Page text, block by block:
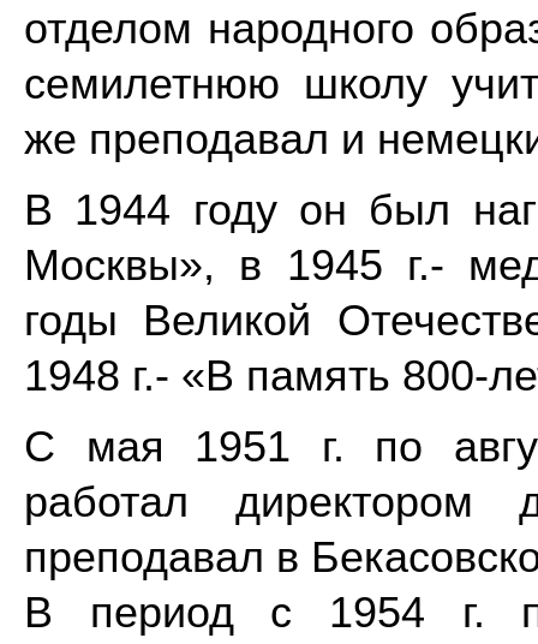
отделом народного
семилетнюю школу
же преподавал и
В 1944 году он был
Москвы», в 1945 г.-
годы Великой
1948 г.- «В память 800-
С мая 1951 г. по
работал директором
преподавал в
В период с 1954 г.